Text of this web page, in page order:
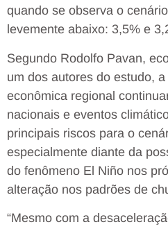
quando se observa o
levemente abaixo: 3,5% e
Segundo Rodolfo Pavan,
um dos autores do estudo,
econômica regional
nacionais e eventos
principais riscos para o
especialmente diante da
do fenômeno El Niño nos
alteração nos padrões de
“Mesmo com a